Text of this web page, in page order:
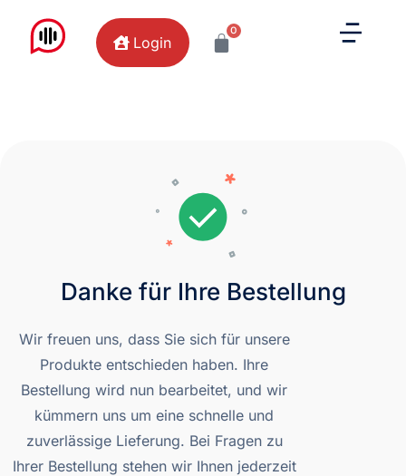
Login
0
Danke für Ihre Bestellung
Wir freuen uns, dass Sie sich für unsere
Produkte entschieden haben. Ihre
Bestellung wird nun bearbeitet, und wir
kümmern uns um eine schnelle und
zuverlässige Lieferung. Bei Fragen zu
Ihrer Bestellung stehen wir Ihnen jederzeit